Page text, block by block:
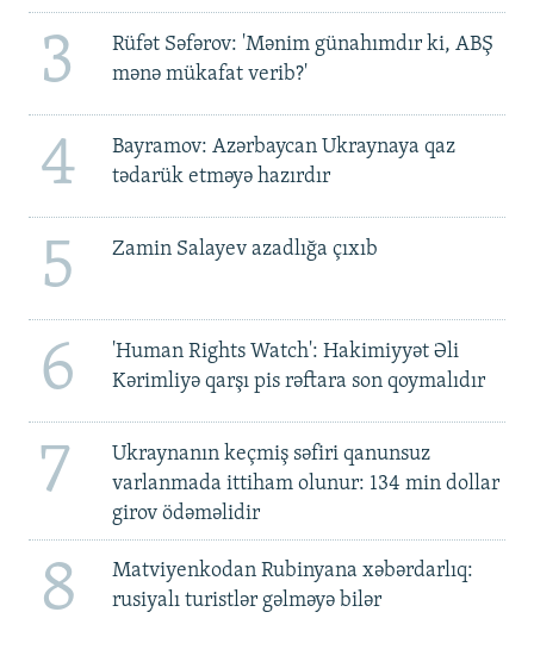
3
Rüfət Səfərov: 'Mənim günahımdır ki, ABŞ
mənə mükafat verib?'
4
Bayramov: Azərbaycan Ukraynaya qaz
tədarük etməyə hazırdır
5 Zamin Salayev azadlığa çıxıb
6
'Human Rights Watch': Hakimiyyət Əli
Kərimliyə qarşı pis rəftara son qoymalıdır
7
Ukraynanın keçmiş səfiri qanunsuz
varlanmada ittiham olunur: 134 min dollar
girov ödəməlidir
8
Matviyenkodan Rubinyana xəbərdarlıq:
rusiyalı turistlər gəlməyə bilər